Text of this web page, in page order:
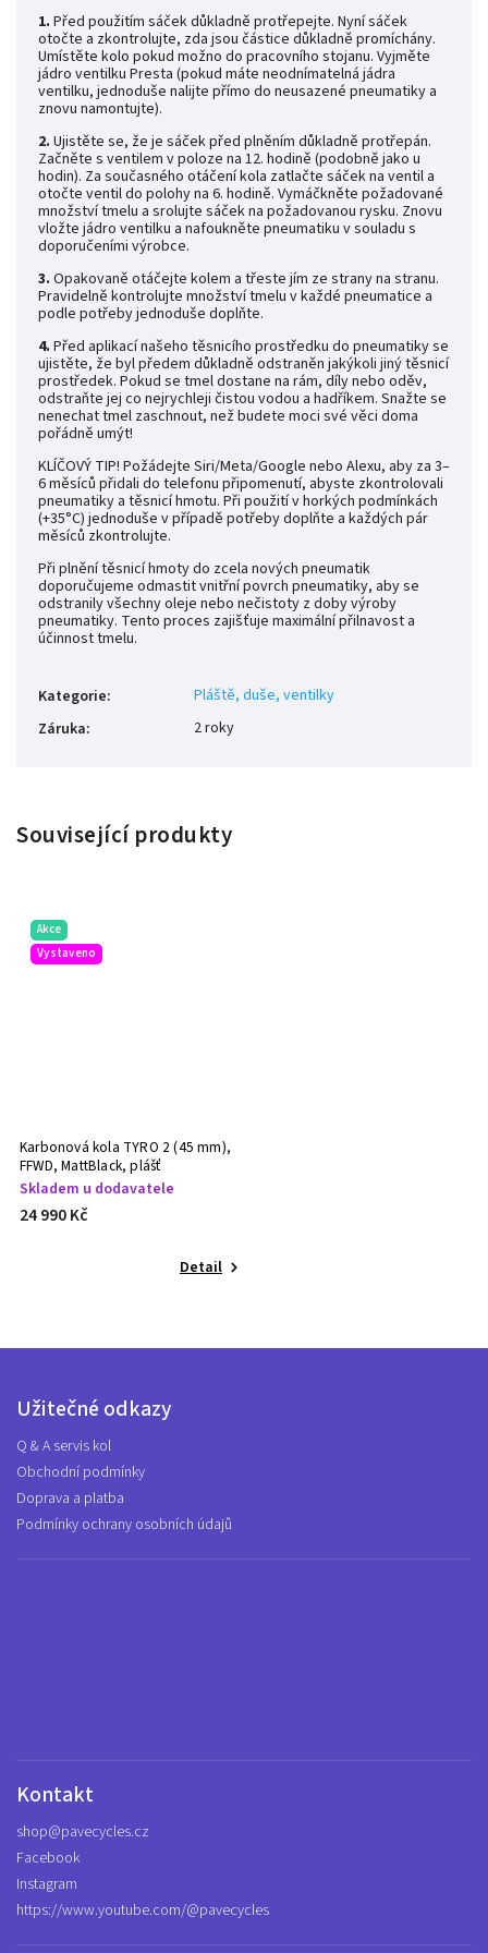
1. Před použitím sáček důkladně protřepejte. Nyní sáček
otočte a zkontrolujte, zda jsou částice důkladně promíchány.
Umístěte kolo pokud možno do pracovního stojanu. Vyjměte
jádro ventilku Presta (pokud máte neodnímatelná jádra
ventilku, jednoduše nalijte přímo do neusazené pneumatiky a
znovu namontujte).
2. Ujistěte se, že je sáček před plněním důkladně protřepán.
Začněte s ventilem v poloze na 12. hodině (podobně jako u
hodin). Za současného otáčení kola zatlačte sáček na ventil a
otočte ventil do polohy na 6. hodině. Vymáčkněte požadované
množství tmelu a srolujte sáček na požadovanou rysku. Znovu
vložte jádro ventilku a nafoukněte pneumatiku v souladu s
doporučeními výrobce.
3. Opakovaně otáčejte kolem a třeste jím ze strany na stranu.
Pravidelně kontrolujte množství tmelu v každé pneumatice a
podle potřeby jednoduše doplňte.
4. Před aplikací našeho těsnicího prostředku do pneumatiky se
ujistěte, že byl předem důkladně odstraněn jakýkoli jiný těsnicí
prostředek. Pokud se tmel dostane na rám, díly nebo oděv,
odstraňte jej co nejrychleji čistou vodou a hadříkem. Snažte se
nenechat tmel zaschnout, než budete moci své věci doma
pořádně umýt!
KLÍČOVÝ TIP! Požádejte Siri/Meta/Google nebo Alexu, aby za 3–
6 měsíců přidali do telefonu připomenutí, abyste zkontrolovali
pneumatiky a těsnicí hmotu. Při použití v horkých podmínkách
(+35°C) jednoduše v případě potřeby doplňte a každých pár
měsíců zkontrolujte.
Při plnění těsnicí hmoty do zcela nových pneumatik
doporučujeme odmastit vnitřní povrch pneumatiky, aby se
odstranily všechny oleje nebo nečistoty z doby výroby
pneumatiky. Tento proces zajišťuje maximální přilnavost a
účinnost tmelu.
Kategorie:
Pláště, duše, ventilky
Záruka: 2 roky
Související produkty
Akce
Vystaveno
Karbonová kola TYRO 2 (45 mm),
FFWD, MattBlack, plášť
Skladem u dodavatele
24 990 Kč
Detail
Užitečné odkazy
Q & A servis kol
Obchodní podmínky
Doprava a platba
Podmínky ochrany osobních údajů
Kontakt
shop@pavecycles.cz
Facebook
Instagram
https://www.youtube.com/@pavecycles